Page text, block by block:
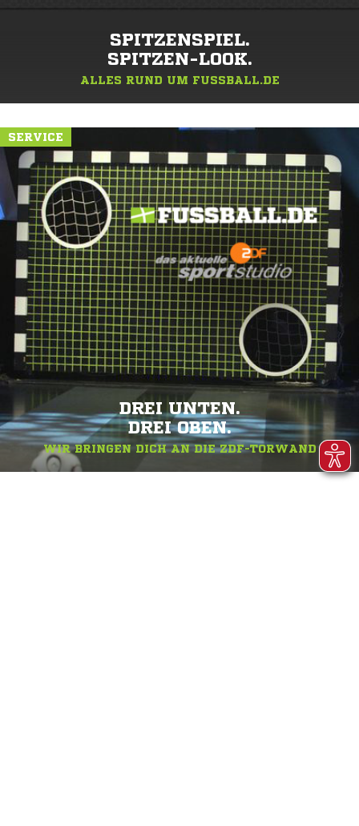
SPITZENSPIEL.
SPITZEN-LOOK.
ALLES RUND UM FUSSBALL.DE
SERVICE
DREI UNTEN.
DREI OBEN.
WIR BRINGEN DICH AN DIE ZDF-TORWAND